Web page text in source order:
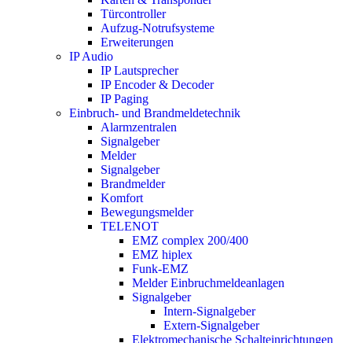
Türcontroller
Aufzug-Notrufsysteme
Erweiterungen
IP Audio
IP Lautsprecher
IP Encoder & Decoder
IP Paging
Einbruch- und Brandmeldetechnik
Alarmzentralen
Signalgeber
Melder
Signalgeber
Brandmelder
Komfort
Bewegungsmelder
TELENOT
EMZ complex 200/400
EMZ hiplex
Funk-EMZ
Melder Einbruchmeldeanlagen
Signalgeber
Intern-Signalgeber
Extern-Signalgeber
Elektromechanische Schalteinrichtungen